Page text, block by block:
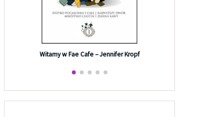
Witamy w Fae Cafe – Jennifer Kropf